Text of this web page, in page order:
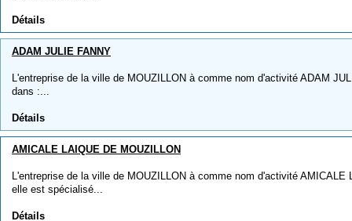
Détails
ADAM JULIE FANNY
L'entreprise de la ville de MOUZILLON à comme nom d'activité ADAM
dans :...
Détails
AMICALE LAIQUE DE MOUZILLON
L'entreprise de la ville de MOUZILLON à comme nom d'activité AMICALE
elle est spécialisé...
Détails